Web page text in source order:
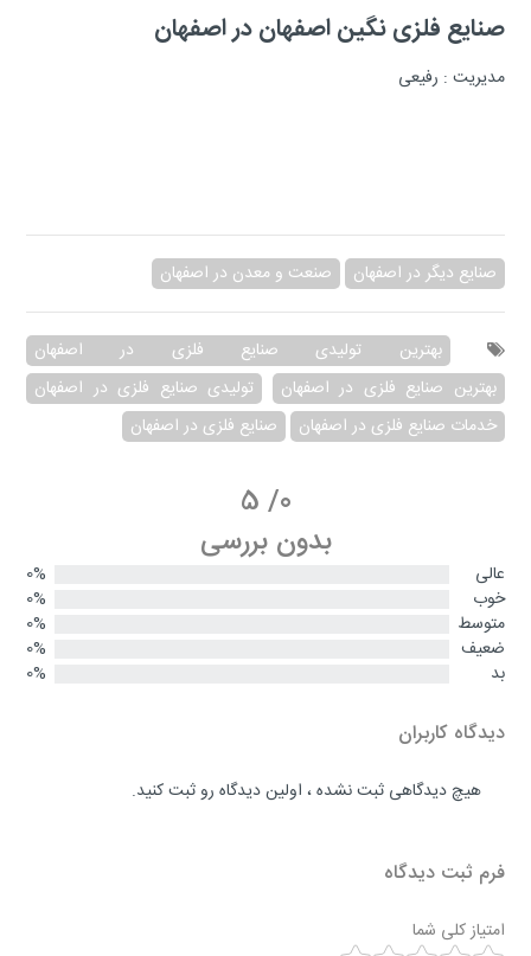
صنایع فلزی نگین اصفهان در اصفهان
مدیریت : رفیعی
صنایع دیگر در اصفهان صنعت و معدن در اصفهان
بهترین تولیدی صنایع فلزی در اصفهان
بهترین صنایع فلزی در اصفهان
تولیدی صنایع فلزی در اصفهان
خدمات صنایع فلزی در اصفهان
صنایع فلزی در اصفهان
0
/
5
بدون بررسی
عالی
0%
خوب
0%
متوسط
0%
ضعیف
0%
بد
0%
دیدگاه کاربران
هیچ دیدگاهی ثبت نشده ، اولین دیدگاه رو ثبت کنید.
فرم ثبت دیدگاه
امتیاز کلی شما